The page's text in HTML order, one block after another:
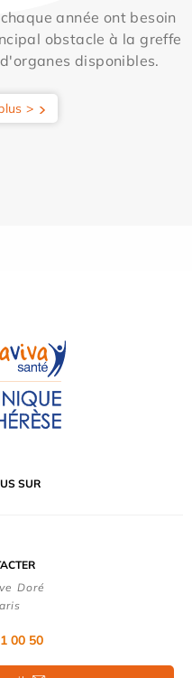
année ont besoin
obstacle à la greffe
disponibles.
>
SUR
Doré
00 50